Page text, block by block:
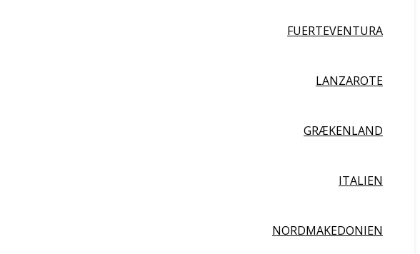
FUERTEVENTURA
LANZAROTE
GRÆKENLAND
ITALIEN
NORDMAKEDONIEN